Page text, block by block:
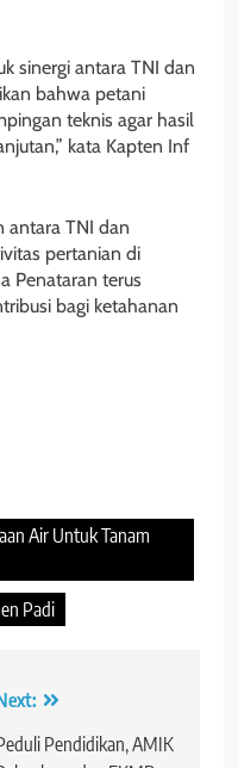
sinergi antara TNI dan
bahwa petani
teknis agar hasil
kata Kapten Inf
antara TNI dan
pertanian di
Penataran terus
bagi ketahanan
Air Untuk Tanam
Padi
Pendidikan, AMIK